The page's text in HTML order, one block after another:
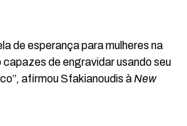
de esperança para mulheres na
de engravidar usando seu
afirmou Sfakianoudis à New